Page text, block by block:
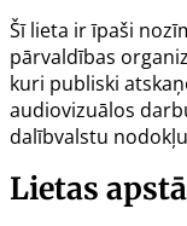
Šī lieta ir īpaši
pārvaldības
kuri publiski
audiovizuālos
dalībvalstu
Lietas